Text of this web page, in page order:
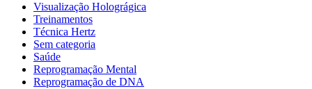
Visualização Holográgica
Treinamentos
Técnica Hertz
Sem categoria
Saúde
Reprogramação Mental
Reprogramação de DNA